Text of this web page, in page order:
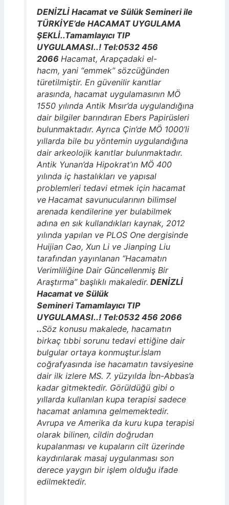
DENİZLİ Hacamat ve Sülük Semineri ile
TÜRKİYE’de HACAMAT UYGULAMA
ŞEKLİ..Tamamlayıcı TIP
UYGULAMASI..! Tel:0532 456
2066 Hacamat, Arapçadaki el-
hacm, yani “emmek” sözcüğünden
türetilmiştir. En güvenilir kanıtlar
arasında, hacamat uygulamasının MÖ
1550 yılında Antik Mısır’da uygulandığına
dair bilgiler barındıran Ebers Papirüsleri
bulunmaktadır. Ayrıca Çin’de MÖ 1000’li
yıllarda bile bu yöntemin uygulandığına
dair arkeolojik kanıtlar bulunmaktadır.
Antik Yunan’da Hipokrat’ın MÖ 400
yılında iç hastalıkları ve yapısal
problemleri tedavi etmek için hacamat
ve Hacamat savunucularının bilimsel
arenada kendilerine yer bulabilmek
adına en sık kullandıkları kaynak, 2012
yılında yapılan ve PLOS One dergisinde
Huijian Cao, Xun Li ve Jianping Liu
tarafından yayınlanan “Hacamatın
Verimliliğine Dair Güncellenmiş Bir
Araştırma” başlıklı makaledir. DENİZLİ
Hacamat ve Sülük
Semineri Tamamlayıcı TIP
UYGULAMASI..! Tel:0532 456 2066
..Söz konusu makalede, hacamatın
birkaç tıbbi sorunu tedavi ettiğine dair
bulgular ortaya konmuştur.İslam
coğrafyasında ise hacamatın tavsiyesine
dair ilk izlere MS. 7. yüzyılda İbn-Abbas’a
kadar gitmektedir. Görüldüğü gibi o
yıllarda kullanılan kupa terapisi sadece
hacamat anlamına gelmemektedir.
Avrupa ve Amerika da kuru kupa terapisi
olarak bilinen, cildin doğrudan
kupalanması ve kupaların cilt üzerinde
kaydırılarak masaj uygulanması son
derece yaygın bir işlem olduğu ifade
edilmektedir.